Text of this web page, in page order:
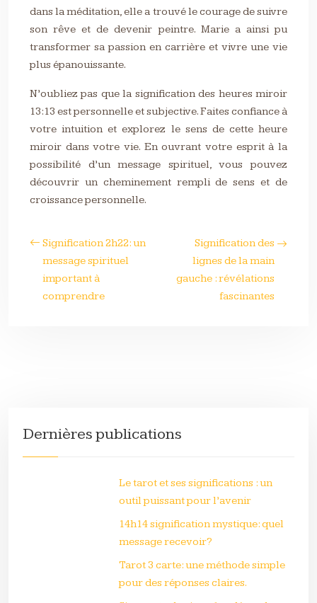
dans la méditation, elle a trouvé le courage de suivre
son rêve et de devenir peintre. Marie a ainsi pu
transformer sa passion en carrière et vivre une vie
plus épanouissante.
N’oubliez pas que la signification des heures miroir
13:13 est personnelle et subjective. Faites confiance à
votre intuition et explorez le sens de cette heure
miroir dans votre vie. En ouvrant votre esprit à la
possibilité d’un message spirituel, vous pouvez
découvrir un cheminement rempli de sens et de
croissance personnelle.
Signification 2h22: un
message spirituel
important à
comprendre
Signification des
lignes de la main
gauche : révélations
fascinantes
Dernières publications
Le tarot et ses significations : un
outil puissant pour l’avenir
14h14 signification mystique: quel
message recevoir?
Tarot 3 carte: une méthode simple
pour des réponses claires.